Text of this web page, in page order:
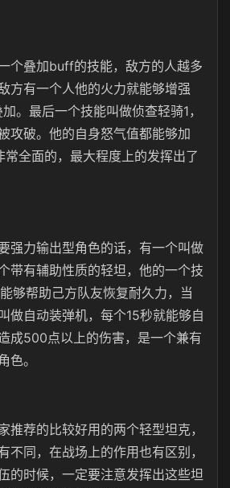
个叠加buff的技能，敌方的人越多
方有一个人他的火力就能够增强
。最后一个技能叫做侦查轻骑1，
攻破。他的自身怒气值都能够加
全面的，最大程度上的发挥出了
强力输出型角色的话，有一个叫做
带有辅助性质的轻坦，他的一个技
够帮助己方队友恢复耐久力，当
做自动装弹机，每个15秒就能够自
成500点以上的伤害，是一个兼有
色。
推荐的比较好用的两个轻型坦克，
不同，在战场上的作用也有区别，
的时候，一定要注意发挥出这些坦